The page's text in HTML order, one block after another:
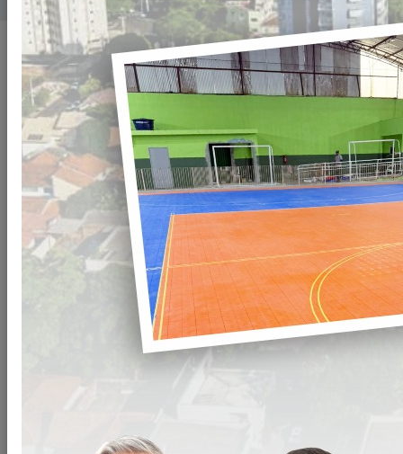
Publicado em: 13/08/2021 15:04
Compartilhar WHATSAPP
Graças a boa parceria que temos com o Governo do Estado,